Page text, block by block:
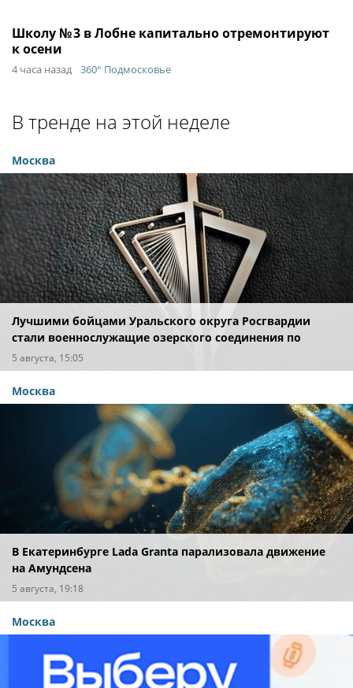
Школу № 3 в Лобне капитально отремонтируют
к осени
4 часа назад 360° Подмосковье
В тренде на этой неделе
Москва
Лучшими бойцами Уральского округа Росгвардии
стали военнослужащие озерского соединения по
охране важных государственных объектов
5 августа, 15:05
Москва
В Екатеринбурге Lada Granta парализовала движение
на Амундсена
5 августа, 19:18
Москва